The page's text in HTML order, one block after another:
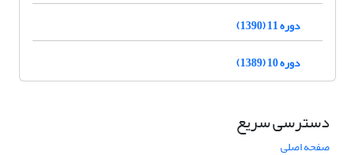
دوره 11 (1390)
دوره 10 (1389)
دسترسی سریع
صفحه اصلی